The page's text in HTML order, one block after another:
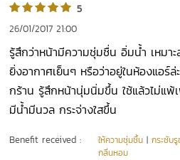
5
26/01/2017 21:00
รู้สึกว่าหน้ามีความชุ่มชื่น อิ่มน้ำ เหมา
ยิ่งอากาศเย็นๆ หรือว่าอยู่ในห้องแอร์ล่
กร้าน รู้สึกหน้านุ่มนิ่มขึ้น ใช้แล้วไม่แพ้
มีน้ำมีนวล กระจ่างใสขึ้น
Benefit received : ให้ความชุ่มชื้น |กระชับ
กลิ่นหอม